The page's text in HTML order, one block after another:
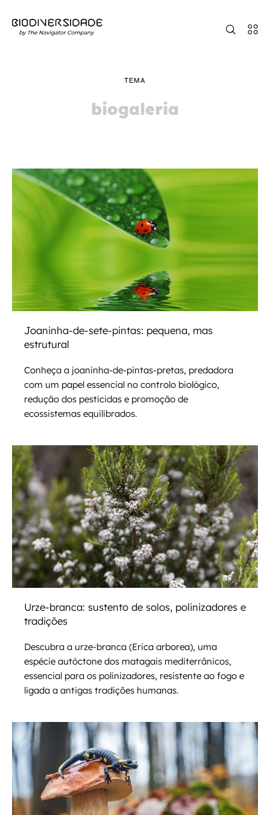
TEMA
biogaleria
Joaninha-de-sete-pintas: pequena, mas
estrutural
Conheça a joaninha-de-pintas-pretas, predadora
com um papel essencial no controlo biológico,
redução dos pesticidas e promoção de
ecossistemas equilibrados.
Urze-branca: sustento de solos, polinizadores e
tradições
Descubra a urze-branca (Erica arborea), uma
espécie autóctone dos matagais mediterrânicos,
essencial para os polinizadores, resistente ao fogo e
ligada a antigas tradições humanas.